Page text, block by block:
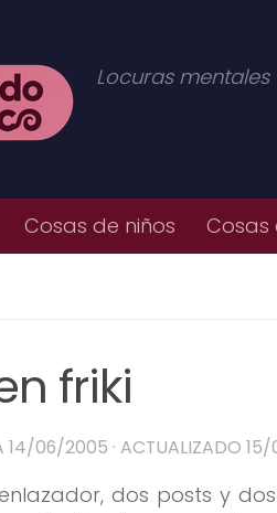
Locuras
Cosas de niños Cosas
friki
14/06/2005 · ACTUALIZADO 15/
dos posts y